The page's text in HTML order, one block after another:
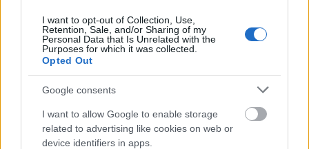
I want to opt-out of Collection, Use,
Retention, Sale, and/or Sharing of my
Personal Data that Is Unrelated with the
Purposes for which it was collected.
Opted Out
Google consents
I want to allow Google to enable storage
related to advertising like cookies on web or
device identifiers in apps.
a Gál Ferenc Egyetem
szúnyoginvázió elkerülésében